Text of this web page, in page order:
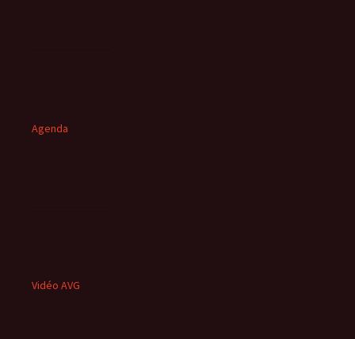
Agenda
Vidéo AVG